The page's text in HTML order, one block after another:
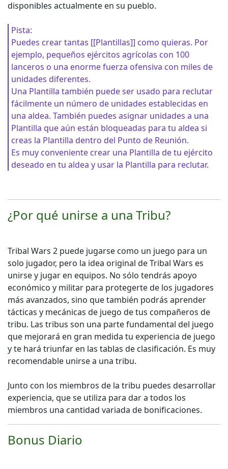
disponibles actualmente en su pueblo.
Pista:
Puedes crear tantas [[Plantillas]] como quieras. Por
ejemplo, pequeños ejércitos agrícolas con 100
lanceros o una enorme fuerza ofensiva con miles de
unidades diferentes.
Una Plantilla también puede ser usado para reclutar
fácilmente un número de unidades establecidas en
una aldea. También puedes asignar unidades a una
Plantilla que aún están bloqueadas para tu aldea si
creas la Plantilla dentro del Punto de Reunión.
Es muy conveniente crear una Plantilla de tu ejército
deseado en tu aldea y usar la Plantilla para reclutar.
¿Por qué unirse a una Tribu?
Tribal Wars 2 puede jugarse como un juego para un
solo jugador, pero la idea original de Tribal Wars es
unirse y jugar en equipos. No sólo tendrás apoyo
económico y militar para protegerte de los jugadores
más avanzados, sino que también podrás aprender
tácticas y mecánicas de juego de tus compañeros de
tribu. Las tribus son una parte fundamental del juego
que mejorará en gran medida tu experiencia de juego
y te hará triunfar en las tablas de clasificación. Es muy
recomendable unirse a una tribu.
Junto con los miembros de la tribu puedes desarrollar
experiencia, que se utiliza para dar a todos los
miembros una cantidad variada de bonificaciones.
Bonus Diario